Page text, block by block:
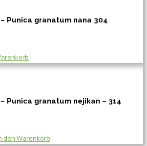
Punica granatum nana 304
Punica granatum nejikan – 314
den Warenkorb